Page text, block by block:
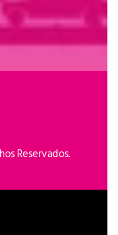
Reservados.